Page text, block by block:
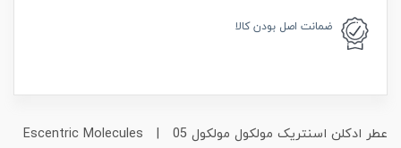
ضمانت اصل بودن کالا
عطر ادکلن اسنتریک مولکول مولکول 05 | Escentric Molecules